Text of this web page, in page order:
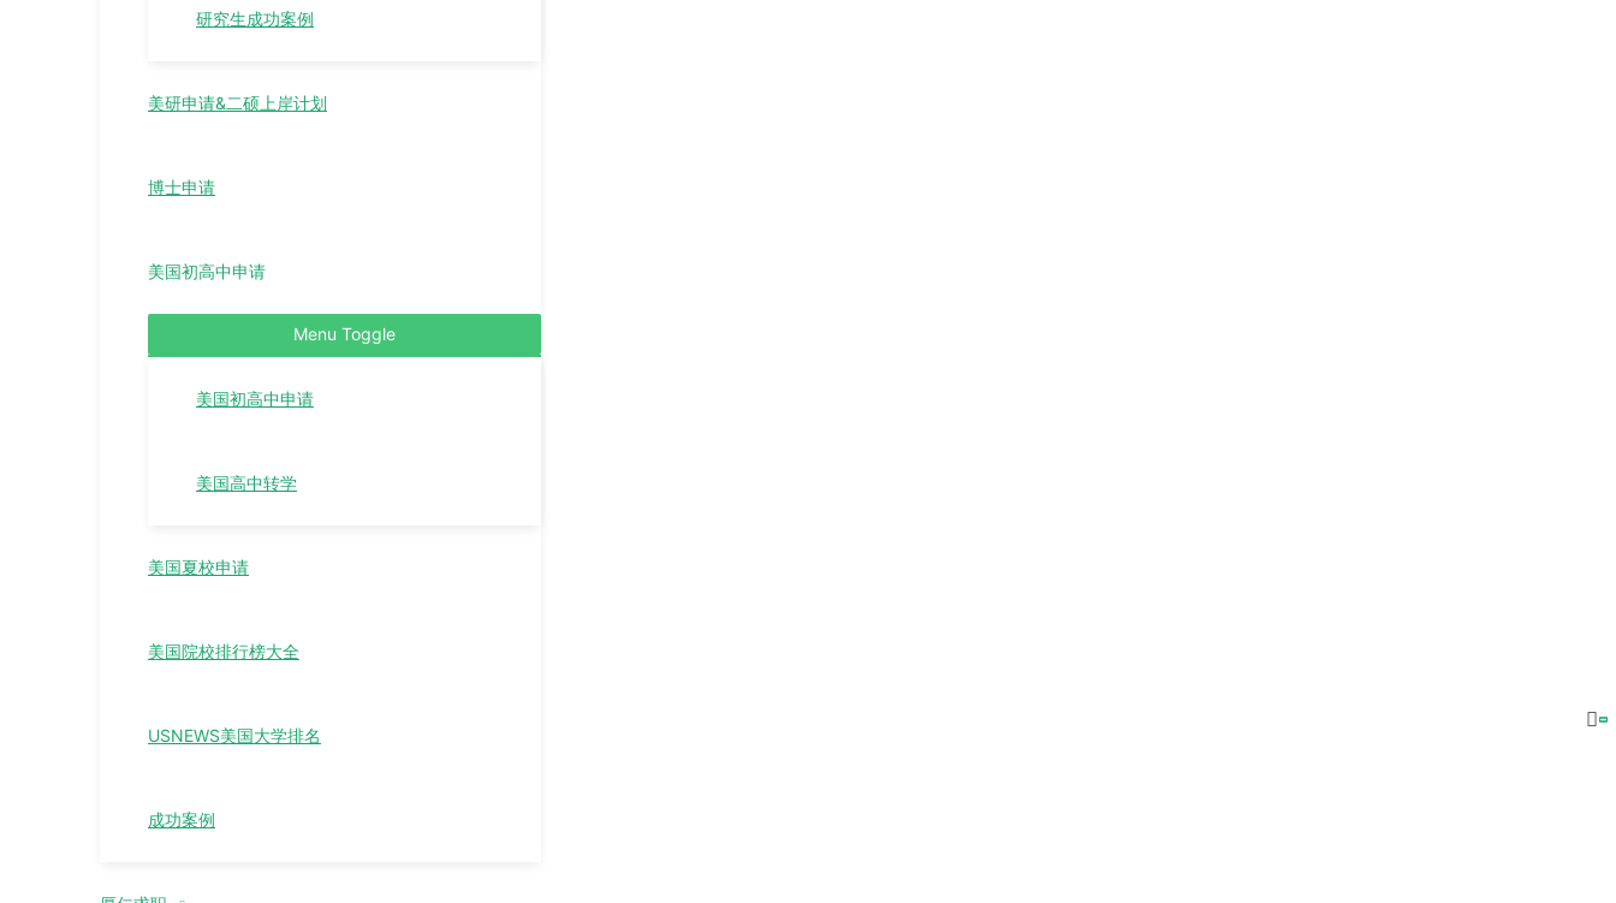
研究生成功案例
美研申请&二硕上岸计划
博士申请
美国初高中申请
Menu Toggle
美国初高中申请
美国高中转学
美国夏校申请
美国院校排行榜大全
USNEWS美国大学排名
成功案例